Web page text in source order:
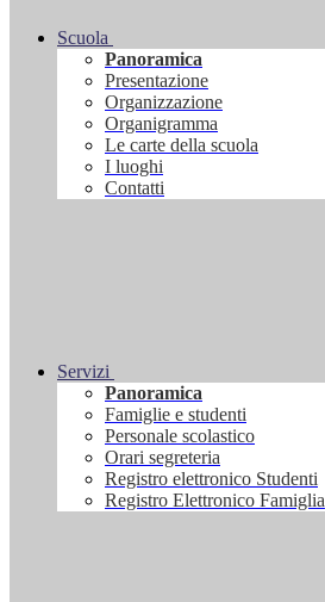
Scuola
Panoramica
Presentazione
Organizzazione
Organigramma
Le carte della scuola
I luoghi
Contatti
Servizi
Panoramica
Famiglie e studenti
Personale scolastico
Orari segreteria
Registro elettronico Studenti
Registro Elettronico Famiglia